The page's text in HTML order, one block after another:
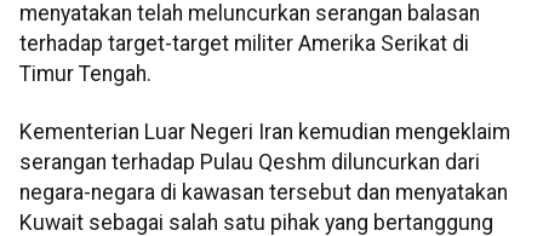
menyatakan telah meluncurkan serangan balasan
terhadap target-target militer Amerika Serikat di
Timur Tengah.
Kementerian Luar Negeri Iran kemudian mengeklaim
serangan terhadap Pulau Qeshm diluncurkan dari
negara-negara di kawasan tersebut dan menyatakan
Kuwait sebagai salah satu pihak yang bertanggung